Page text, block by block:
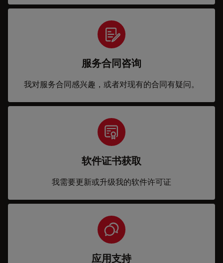
服务合同咨询
我对服务合同感兴趣，或者对现有的合同有疑问。
软件证书获取
我需要更新或升级我的软件许可证
应用支持